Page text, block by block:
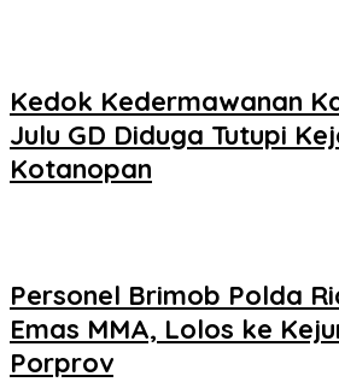
Kedok Kedermawanan
Julu GD Diduga Tutupi
Kotanopan
Personel Brimob Polda
Emas MMA, Lolos ke
Porprov